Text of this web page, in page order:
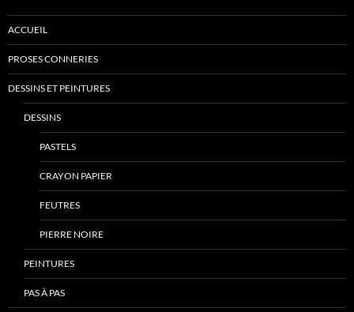
ACCUEIL
PROSES CONNERIES
DESSINS ET PEINTURES
DESSINS
PASTELS
CRAYON PAPIER
FEUTRES
PIERRE NOIRE
PEINTURES
PAS À PAS